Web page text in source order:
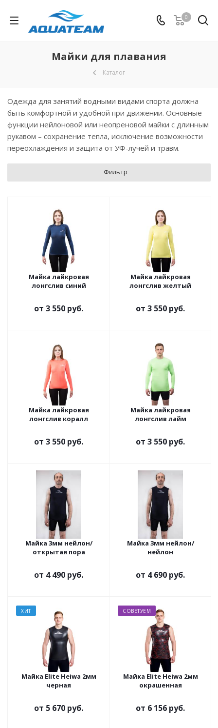
0
Майки для плавания
Каталог
Одежда для занятий водными видами спорта должна
быть комфортной и удобной при движении. Основные
функции нейлоновой или неопреновой майки с длинным
рукавом – сохранение тепла, исключение возможности
переохлаждения и защита от УФ-лучей и травм.
Фильтр
Майка лайкровая
лонгслив синий
от 3 550 руб.
Майка лайкровая
лонгслив желтый
от 3 550 руб.
Майка лайкровая
лонгслив коралл
от 3 550 руб.
Майка лайкровая
лонгслив лайм
от 3 550 руб.
Майка 3мм нейлон/
открытая пора
от 4 490 руб.
Майка 3мм нейлон/
нейлон
от 4 690 руб.
ХИТ
Майка Elite Heiwa 2мм
черная
от 5 670 руб.
СОВЕТУЕМ
Майка Elite Heiwa 2мм
окрашенная
от 6 156 руб.